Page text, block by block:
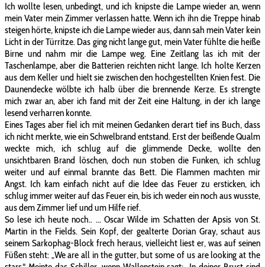
Ich wollte lesen, unbedingt, und ich knipste die Lampe wieder an, wenn
mein Vater mein Zimmer verlassen hatte. Wenn ich ihn die Treppe hinab
steigen hörte, knipste ich die Lampe wieder aus, dann sah mein Vater kein
Licht in der Türritze. Das ging nicht lange gut, mein Vater fühlte die heiße
Birne und nahm mir die Lampe weg. Eine Zeitlang las ich mit der
Taschenlampe, aber die Batterien reichten nicht lange. Ich holte Kerzen
aus dem Keller und hielt sie zwischen den hochgestellten Knien fest. Die
Daunendecke wölbte ich halb über die brennende Kerze. Es strengte
mich zwar an, aber ich fand mit der Zeit eine Haltung, in der ich lange
lesend verharren konnte.
Eines Tages aber fiel ich mit meinen Gedanken derart tief ins Buch, dass
ich nicht merkte, wie ein Schwelbrand entstand. Erst der beißende Qualm
weckte mich, ich schlug auf die glimmende Decke, wollte den
unsichtbaren Brand löschen, doch nun stoben die Funken, ich schlug
weiter und auf einmal brannte das Bett. Die Flammen machten mir
Angst. Ich kam einfach nicht auf die Idee das Feuer zu ersticken, ich
schlug immer weiter auf das Feuer ein, bis ich weder ein noch aus wusste,
aus dem Zimmer lief und um Hilfe rief.
So lese ich heute noch.. ... Oscar Wilde im Schatten der Apsis von St.
Martin in the Fields. Sein Kopf, der gealterte Dorian Gray, schaut aus
seinem Sarkophag-Block frech heraus, vielleicht liest er, was auf seinen
Füßen steht: „We are all in the gutter, but some of us are looking at the